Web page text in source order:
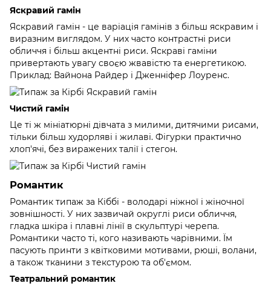
Яскравий гамін
Яскравий гамін - це варіація гамінів з більш яскравим і
виразним виглядом. У них часто контрастні риси
обличчя і більш акцентні риси. Яскраві гаміни
привертають увагу своєю жвавістю та енергетикою.
Приклад: Вайнона Райдер і Дженніфер Лоуренс.
Чистий гамін
Це ті ж мініатюрні дівчата з милими, дитячими рисами,
тільки більш худорляві і жилаві. Фігурки практично
хлоп'ячі, без виражених талії і стегон.
Романтик
Романтик типаж за Кіббі - володарі ніжної і жіночної
зовнішності. У них зазвичай округлі риси обличчя,
гладка шкіра і плавні лінії в скульптурі черепа.
Романтики часто ті, кого називають чарівними. Їм
пасують принти з квітковими мотивами, рюші, волани,
а також тканини з текстурою та об'ємом.
Театральний романтик